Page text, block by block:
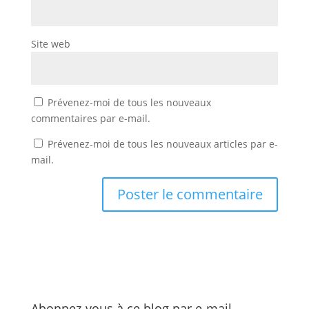
Site web
Prévenez-moi de tous les nouveaux
commentaires par e-mail.
Prévenez-moi de tous les nouveaux articles par e-
mail.